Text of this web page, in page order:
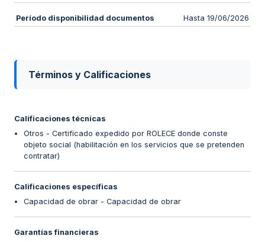
Período disponibilidad documentos Hasta 19/06/2026
Términos y Calificaciones
Calificaciones técnicas
Otros - Certificado expedido por ROLECE donde conste
objeto social (habilitación en los servicios que se pretenden
contratar)
Calificaciones específicas
Capacidad de obrar - Capacidad de obrar
Garantías financieras